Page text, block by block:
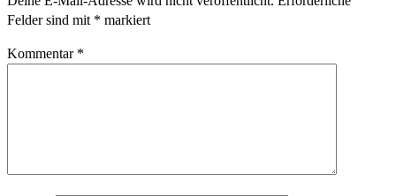
Felder sind mit * markiert
Kommentar *